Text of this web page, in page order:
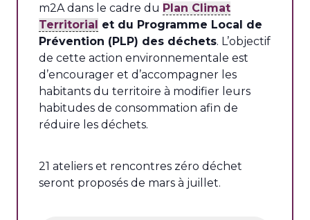
m2A dans le cadre du Plan Climat
Territorial et du Programme Local de
Prévention (PLP) des déchets. L’objectif
de cette action environnementale est
d’encourager et d’accompagner les
habitants du territoire à modifier leurs
habitudes de consommation afin de
réduire les déchets.
21 ateliers et rencontres zéro déchet
seront proposés de mars à juillet.